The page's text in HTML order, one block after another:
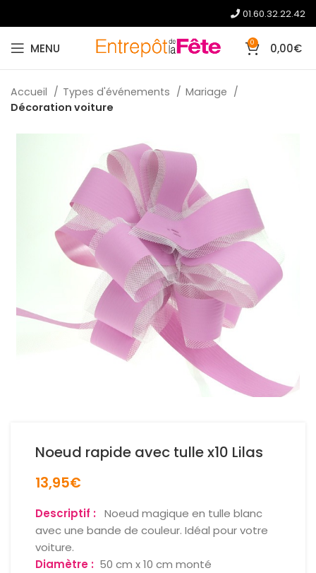
01.60.32.22.42
MENU 0 0,00€
Accueil Types d'événements
Mariage
Décoration voiture
Noeud rapide avec tulle x10 Lilas
13,95€
Descriptif : Noeud magique en tulle blanc
avec une bande de couleur. Idéal pour votre
voiture.
Diamètre : 50 cm x 10 cm monté